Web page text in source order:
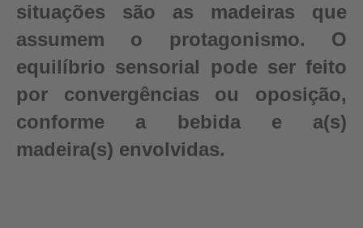
situações são as madeiras que
assumem o protagonismo. O
equilíbrio sensorial pode ser feito
por convergências ou oposição,
conforme a bebida e a(s)
madeira(s) envolvidas.